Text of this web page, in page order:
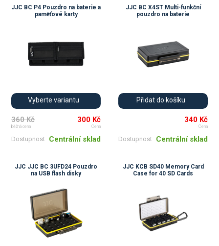
JJC BC P4 Pouzdro na baterie a
paměťové karty
Vyberte variantu
360 Kč
běžná cena
300 Kč
Cena
Dostupnost Centrální sklad
JJC BC X4ST Multi-funkční
pouzdro na baterie
Přidat do košíku
340 Kč
Cena
Dostupnost Centrální sklad
JJC JJC BC 3UFD24 Pouzdro
na USB flash disky
JJC KCB SD40 Memory Card
Case for 40 SD Cards